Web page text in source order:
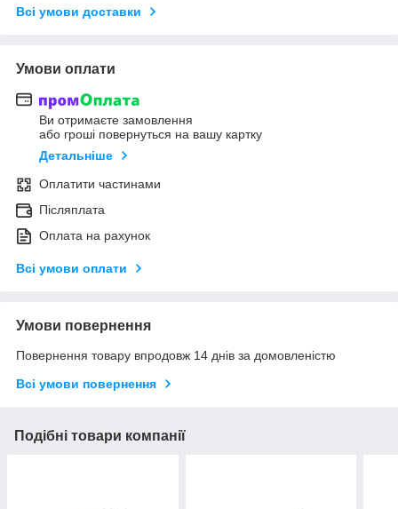
Всі умови доставки
Умови оплати
Ви отримаєте замовлення
або гроші повернуться на вашу картку
Детальніше
Оплатити частинами
Післяплата
Оплата на рахунок
Всі умови оплати
Умови повернення
Повернення товару впродовж 14 днів за домовленістю
Всі умови повернення
Подібні товари компанії